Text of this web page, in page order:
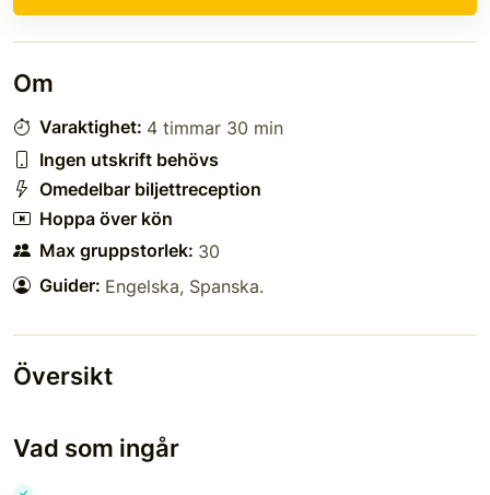
Om
Varaktighet: 4 timmar 30 min
Ingen utskrift behövs
Omedelbar biljettreception
Hoppa över kön
Max gruppstorlek: 30
Guider: Engelska, Spanska.
Översikt
Vad som ingår